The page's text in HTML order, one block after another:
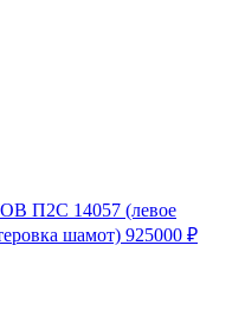
14057 (левое
шамот) 925000 ₽